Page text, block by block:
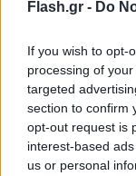
Flash.gr - Do
If you wish to opt-
processing of
targeted
section to confirm
opt-out request is
interest-based
us or personal